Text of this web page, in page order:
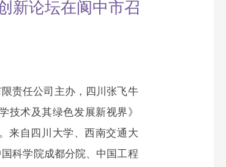
新论坛在阆中市召
责任公司主办，四川张飞牛
技术及其绿色发展新视界》
来自四川大学、西南交通大
科学院成都分院、中国工程